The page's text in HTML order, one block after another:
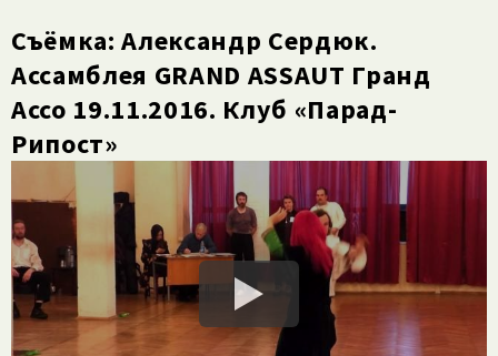
Съёмка: Александр Сердюк.
Ассамблея GRAND ASSAUT Гранд
Ассо 19.11.2016. Клуб «Парад-
Рипост»